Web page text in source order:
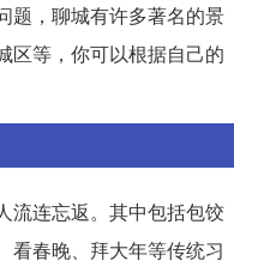
题，聊城有许多著名的景
区等，你可以根据自己的
流连忘返。其中包括包饺
看春晚、拜大年等传统习